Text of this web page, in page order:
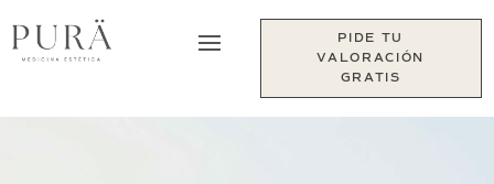
PIDE TU
VALORACIÓN
GRATIS